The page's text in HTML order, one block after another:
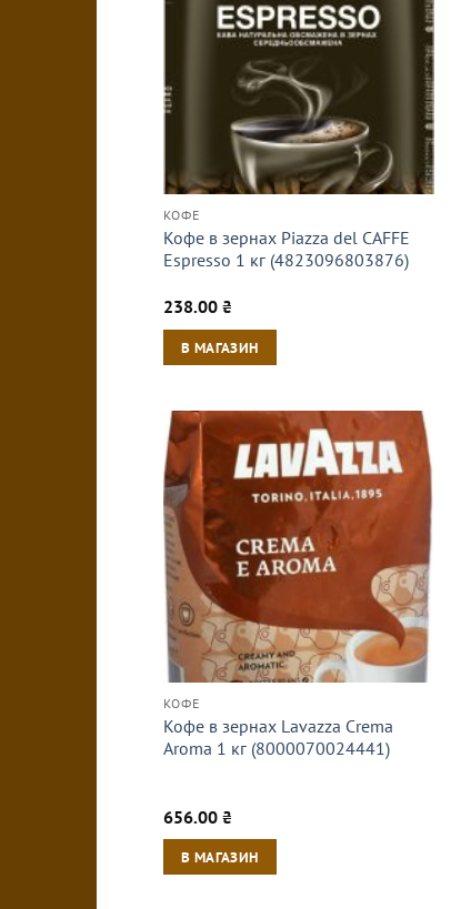
КОФЕ
Кофе в зернах Piazza del CAFFE
Espresso 1 кг (4823096803876)
238.00 ₴
В МАГАЗИН
КОФЕ
Кофе в зернах Lavazza Crema
Aroma 1 кг (8000070024441)
656.00 ₴
В МАГАЗИН